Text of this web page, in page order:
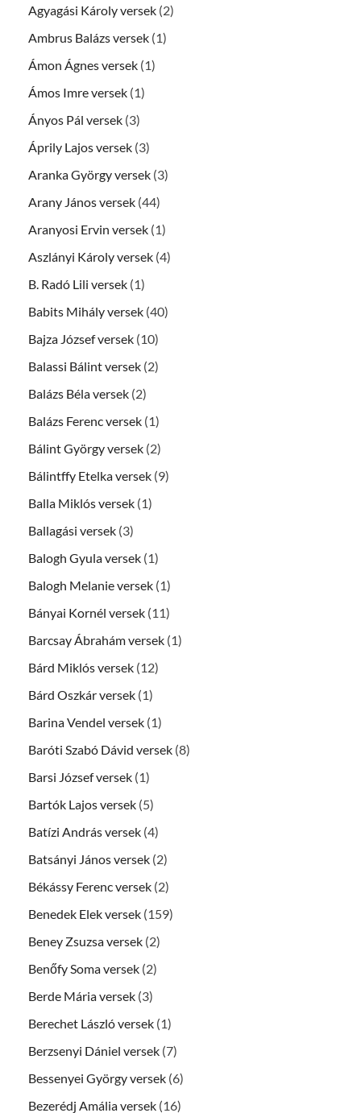
Agyagási Károly versek (2)
Ambrus Balázs versek (1)
Ámon Ágnes versek (1)
Ámos Imre versek (1)
Ányos Pál versek (3)
Áprily Lajos versek (3)
Aranka György versek (3)
Arany János versek (44)
Aranyosi Ervin versek (1)
Aszlányi Károly versek (4)
B. Radó Lili versek (1)
Babits Mihály versek (40)
Bajza József versek (10)
Balassi Bálint versek (2)
Balázs Béla versek (2)
Balázs Ferenc versek (1)
Bálint György versek (2)
Bálintffy Etelka versek (9)
Balla Miklós versek (1)
Ballagási versek (3)
Balogh Gyula versek (1)
Balogh Melanie versek (1)
Bányai Kornél versek (11)
Barcsay Ábrahám versek (1)
Bárd Miklós versek (12)
Bárd Oszkár versek (1)
Barina Vendel versek (1)
Baróti Szabó Dávid versek (8)
Barsi József versek (1)
Bartók Lajos versek (5)
Batízi András versek (4)
Batsányi János versek (2)
Békássy Ferenc versek (2)
Benedek Elek versek (159)
Beney Zsuzsa versek (2)
Benőfy Soma versek (2)
Berde Mária versek (3)
Berechet László versek (1)
Berzsenyi Dániel versek (7)
Bessenyei György versek (6)
Bezerédj Amália versek (16)